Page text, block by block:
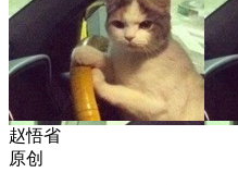
赵悟省
原创